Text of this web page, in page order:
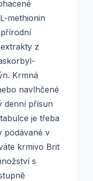
methionin
přírodní
z
Krmná
navlhčené
denní přísun
je třeba
podávané v
krmivo Brit
s